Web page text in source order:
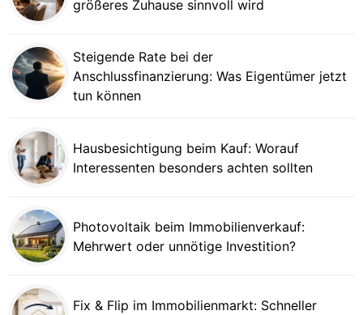
größeres Zuhause sinnvoll wird
Steigende Rate bei der
Anschlussfinanzierung: Was Eigentümer jetzt
tun können
Hausbesichtigung beim Kauf: Worauf
Interessenten besonders achten sollten
Photovoltaik beim Immobilienverkauf:
Mehrwert oder unnötige Investition?
Fix & Flip im Immobilienmarkt: Schneller